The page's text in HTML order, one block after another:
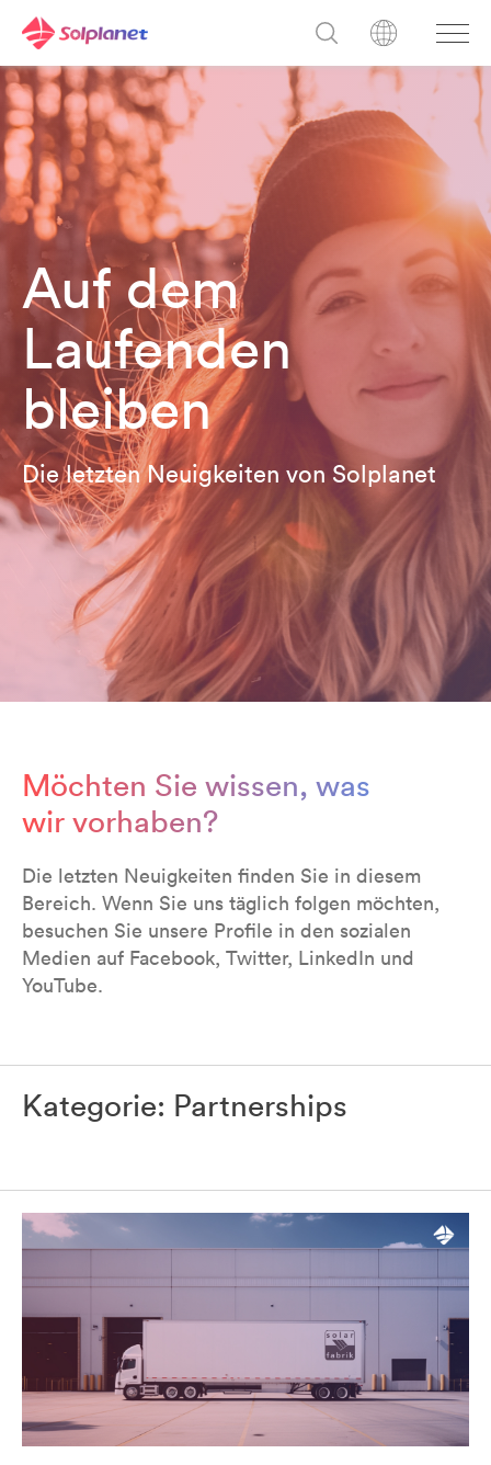
Auf dem
Laufenden
bleiben
Die letzten Neuigkeiten von Solplanet
Möchten Sie wissen, was
wir vorhaben?
Die letzten Neuigkeiten finden Sie in diesem
Bereich. Wenn Sie uns täglich folgen möchten,
besuchen Sie unsere Profile in den sozialen
Medien auf Facebook, Twitter, LinkedIn und
YouTube.
Kategorie: Partnerships